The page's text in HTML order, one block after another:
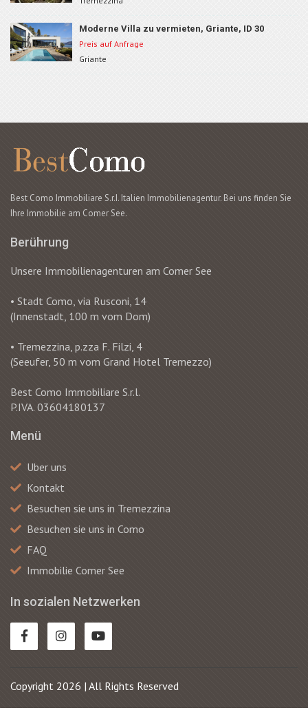
Moderne Villa zu vermieten, Griante, ID 30
Preis auf Anfrage
Griante
Best Como Immobiliare S.r.I. Italien Immobilienagentur. Bei uns finden Sie
Ihre Immobilie am Comer See.
Berührung
Unsere Immobilienagenturen am Comer See
• Stadt Como, via Rusconi, 14
(Innenstadt, 100 m vom Dom)
• Tremezzina, p.zza F. Filzi, 4
(Seeufer, 50 m vom Grand Hotel Tremezzo)
Best Como Immobiliare S.r.l.
P.IVA. 03604180137
Menü
Uber uns
Kontakt
Besuchen sie uns in Tremezzina
Besuchen sie uns in Como
FAQ
Immobilie Comer See
In sozialen Netzwerken
Copyright 2026 | All Rights Reserved